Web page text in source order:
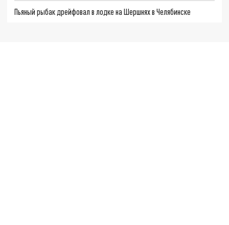
Пьяный рыбак дрейфовал в лодке на Шершнях в Челябинске